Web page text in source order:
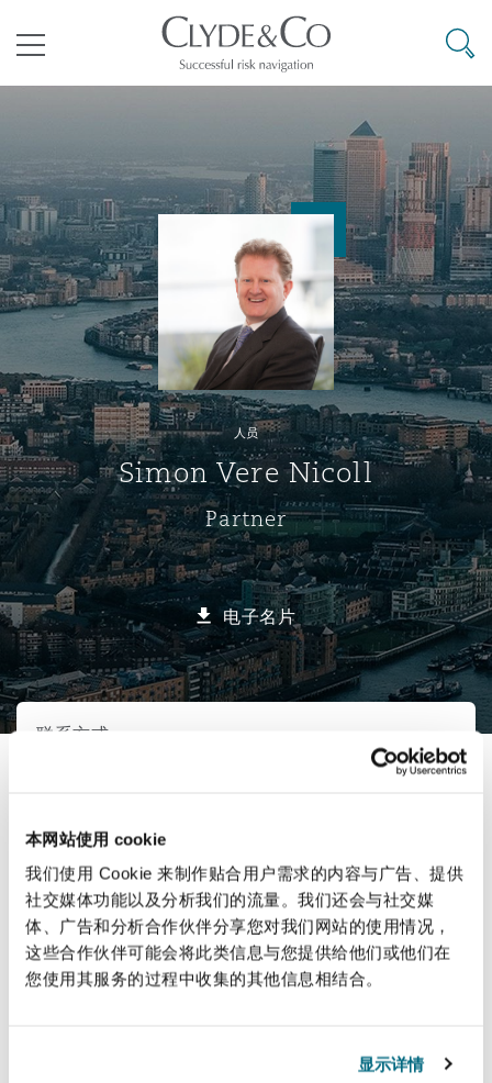
本网站使用 cookie
我们使用 Cookie 来制作贴合用户需求的内容与广告、提供
社交媒体功能以及分析我们的流量。我们还会与社交媒
体、广告和分析合作伙伴分享您对我们网站的使用情况，
这些合作伙伴可能会将此类信息与您提供给他们或他们在
您使用其服务的过程中收集的其他信息相结合。
显示详情
空 Business Jets
Carrier Liability
Commerical Dispute
Debt Recovery
Emergency Response & Crisis
Management
Finance & Leasing
Fleet Procurement
MRO (Maintenance, Repair &
业与咨询
商业
公司
企业、商业与合规保险
数据保护与隐私权
劳动、养老金和移民n
金融
议解决
Commercial Arbitration
Commercial Disputes
Commercial Litigation
源、海洋与贸易
Energy & Natural Resources
Marine
Trade & Commodities
险和再保险
Bermuda Form
Casualty
Corporate, Commercial &
Insurance
Cyber Risk
Employers' & Public Liability
Employment Practices
Officers
Healthcare
目和建筑工程
Construction Disputes
环境保护法
基础设施
PPP/PFI
Public Procurement
房地产
管法规与调查
Anti-Bribery & Corruption
Compliance
External Investigations
Financial Services
Fraud & White-Collar Crime
Internal Investigations
候变化
Code
& Co Newton - 解锁智能索赔新模式
议融资
Eco Audit
罗
普敦
累斯萨拉姆
翰内斯堡
罗比 – 联营办公室
谷
京
里斯班
庆
港
隆坡 – 联营办公室
尔本
斯
拉加斯
西哥城
约热内卢
地亚哥 – 联营办公室
保罗
布扎比
罗
哈
拜
达
雅得
特兰大
士顿
尔加里
加哥
拉斯
佛
萨斯城
杉矶
伯丁
尔法斯特
明翰
里斯托尔
里
柏林（圣史蒂芬绿地大厦）
塞尔多夫
拉斯哥（G1大厦）
目录
其礼律所事务所
搜寻
人员
Simon Vere Nicoll
Partner
电子名片
选择所需部分
联系方式
简介与经验
业务领域
直线
simon.verenicoll@clydeco.com
主要办公室